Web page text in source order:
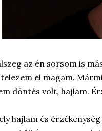
az én sorsom is
el magam.
döntés volt, hajlam.
hajlam és